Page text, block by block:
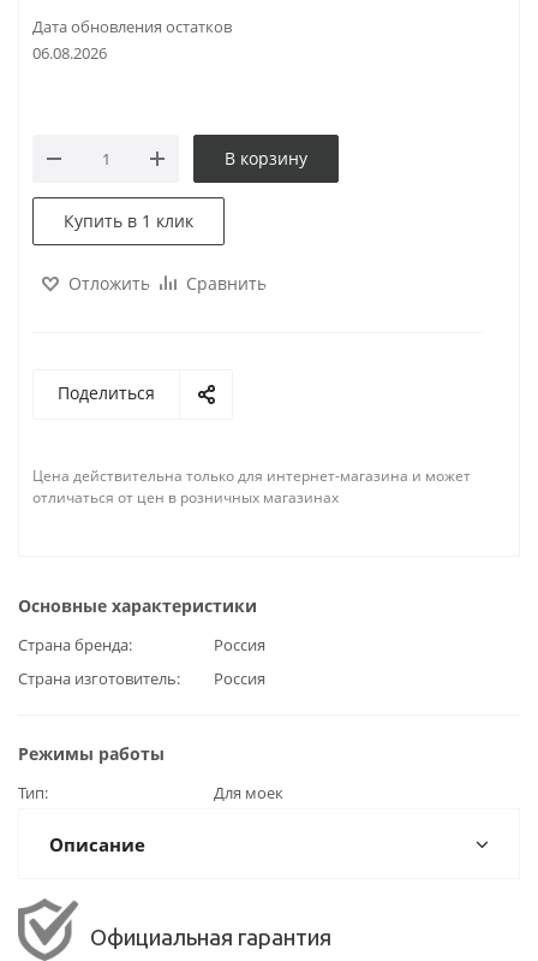
Дата обновления остатков
06.08.2026
В корзину
Купить в 1 клик
Отложить Сравнить
Поделиться
Цена действительна только для интернет-магазина и может
отличаться от цен в розничных магазинах
Основные характеристики
Страна бренда
Россия
Страна изготовитель
Россия
Режимы работы
Тип Для моек
Описание
Официальная гарантия